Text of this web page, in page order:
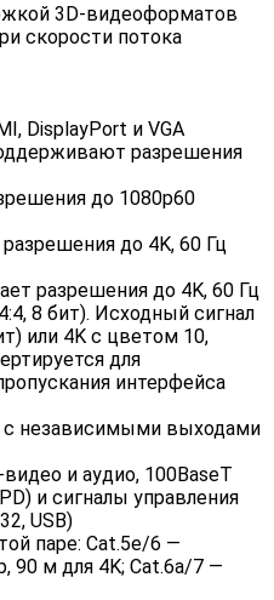
3D-видеоформатов
скорости потока
DisplayPort и VGA
разрешения
до 1080p60
до 4K, 60 Гц
разрешения до 4K, 60 Гц
8 бит). Исходный сигнал
или 4K с цветом 10,
для
интерфейса
с независимыми выходами
и аудио, 100BaseT
и сигналы управления
USB)
паре: Cat.5e/6 —
90 м для 4K; Cat.6a/7 —